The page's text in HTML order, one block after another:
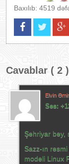
Baxılıb: 4519
Cavablar ( 2 )
Elvin
Səs:
Şəhriyar bəy,
Sazz-ın rəsmi
modeli Linux